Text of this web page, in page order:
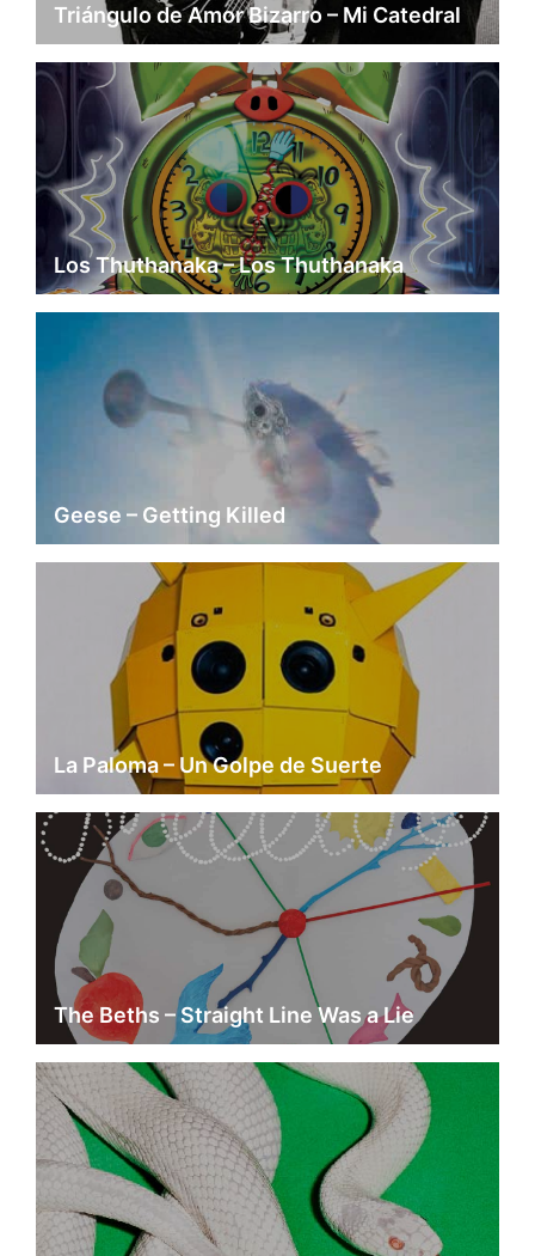
Triángulo de Amor Bizarro – Mi Catedral
Los Thuthanaka – Los Thuthanaka
Geese – Getting Killed
La Paloma – Un Golpe de Suerte
The Beths – Straight Line Was a Lie